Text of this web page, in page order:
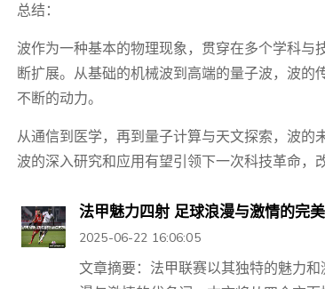
总结：
波作为一种基本的物理现象，贯穿在多个学科
断扩展。从基础的机械波到高端的量子波，波
不断的动力。
从通信到医学，再到量子计算与天文探索，波的
波的深入研究和应用有望引领下一次科技革命，
法甲魅力四射 足球浪漫与激情的完
2025-06-22 16:06:05
文章摘要：法甲联赛以其独特的魅力